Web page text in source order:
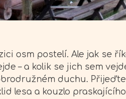
osm postelí. Ale jak se
– a kolik se jich sem
duchu.
lesa a kouzlo